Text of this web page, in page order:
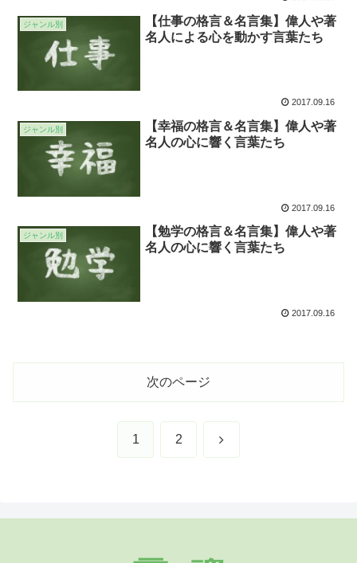
ジャンル別
【仕事の格言＆名言集】偉人や著
名人による心を動かす言葉たち
2017.09.16
ジャンル別
【幸福の格言＆名言集】偉人や著
名人の心に響く言葉たち
2017.09.16
ジャンル別
【勉学の格言＆名言集】偉人や著
名人の心に響く言葉たち
2017.09.16
次のページ
1 2 次